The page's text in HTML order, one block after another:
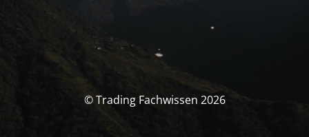
© Trading Fachwissen 2026